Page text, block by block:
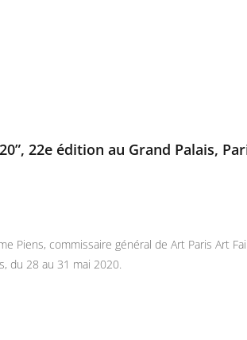
22e édition au Grand Palais,
Piens, commissaire général de Art Paris Art
du 28 au 31 mai 2020.